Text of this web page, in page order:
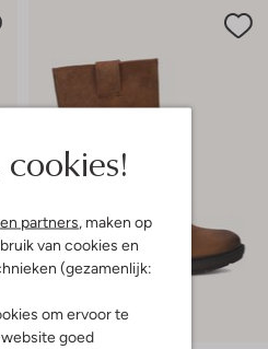
cookies!
partners, maken op
van cookies en
(gezamenlijk:
om ervoor te
goed